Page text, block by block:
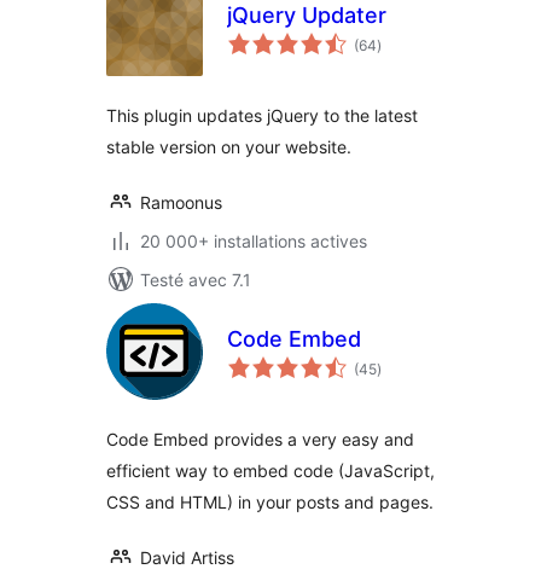
jQuery Updater
(64notes
en
)
This plugin updates jQuery to the latest
stable version on your website.
Ramoonus
20 000+ installations actives
Testé avec 7.1
Code Embed
(45notes
en
)
Code Embed provides a very easy and
efficient way to embed code (JavaScript,
CSS and HTML) in your posts and pages.
David Artiss